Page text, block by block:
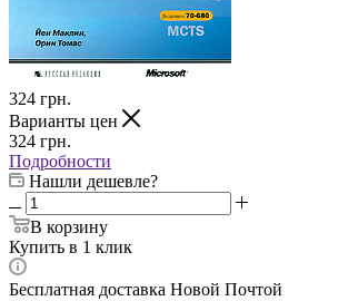
324 грн.
Варианты цен
324 грн.
Подробности
Нашли дешевле?
В корзину
Купить в 1 клик
Бесплатная доставка Новой Почтой